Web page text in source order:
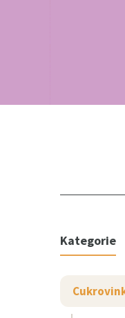
Kategorie